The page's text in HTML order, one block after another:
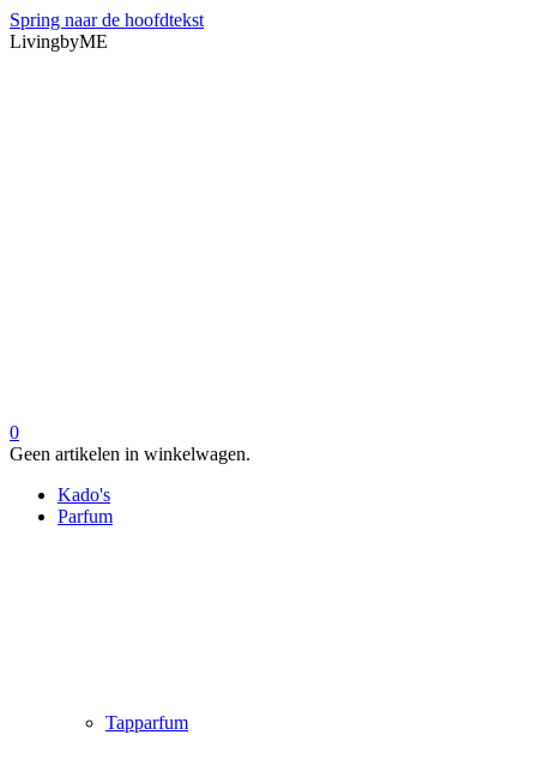
Spring naar de hoofdtekst
LivingbyME
0
Geen artikelen in winkelwagen.
Kado's
Parfum
Tapparfum